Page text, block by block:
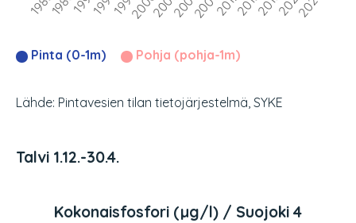
Pinta (0-1m) Pohja (pohja-1m)
Lähde: Pintavesien tilan tietojärjestelmä, SYKE
Talvi 1.12.-30.4.
Kokonaisfosfori (µg/l) / Suojoki 4